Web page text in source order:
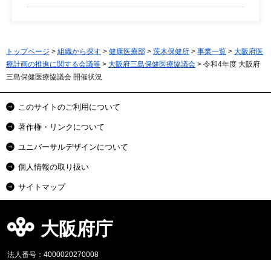
トップページ > 組織から探す > 健康医療部 > 茨木保健所 > 事業一覧 > 大阪府医
療計画の推進に関する会議等 > 大阪府三島保健医療協議会 > 令和4年度 大阪府
三島保健医療協議会 開催状況
このサイトのご利用について
著作権・リンクについて
ユニバーサルデザインについて
個人情報の取り扱い
サイトマップ
大阪府庁
法人番号：4000020270008